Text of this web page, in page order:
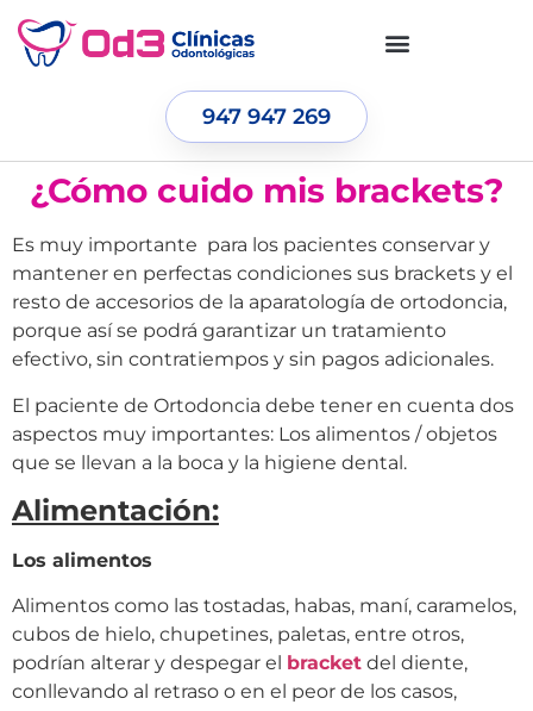
947 947 269
¿Cómo cuido mis brackets?
Es muy importante para los pacientes conservar y
mantener en perfectas condiciones sus brackets y el
resto de accesorios de la aparatología de ortodoncia,
porque así se podrá garantizar un tratamiento
efectivo, sin contratiempos y sin pagos adicionales.
El paciente de Ortodoncia debe tener en cuenta dos
aspectos muy importantes: Los alimentos / objetos
que se llevan a la boca y la higiene dental.
Alimentación:
Los alimentos
Alimentos como las tostadas, habas, maní, caramelos,
cubos de hielo, chupetines, paletas, entre otros,
podrían alterar y despegar el bracket del diente,
conllevando al retraso o en el peor de los casos,